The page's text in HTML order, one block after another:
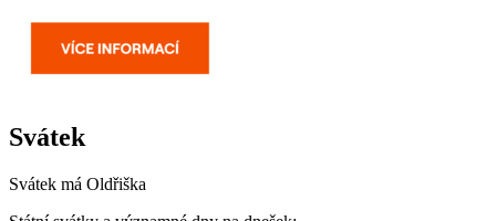
Svátek
Svátek má Oldřiška